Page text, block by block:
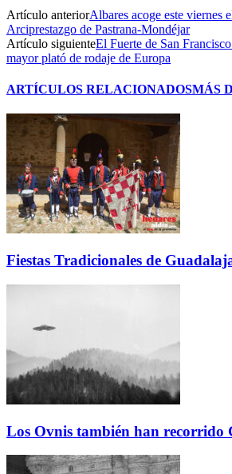
Artículo anteriorAlbares acoge este viernes
Arciprestazgo de Pastrana-Mondéjar
Artículo siguienteEl Fuerte de San
mayor plató de rodaje de Europa
ARTÍCULOS RELACIONADOSMÁS
Fiestas Tradicionales de
Los Ovnis también han recorrido